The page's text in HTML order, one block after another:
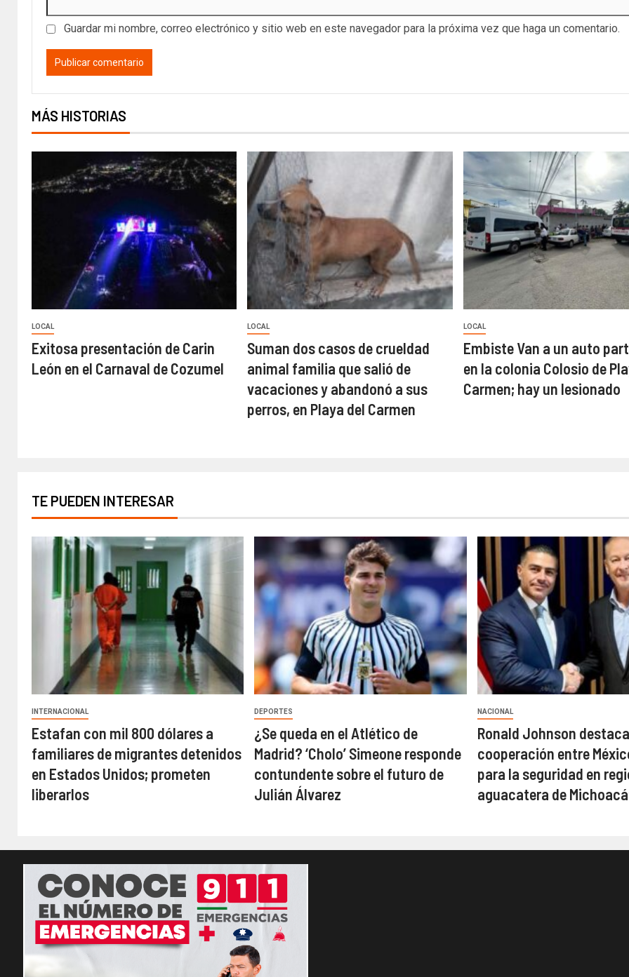
Guardar mi nombre, correo electrónico y sitio web en este navegador para la próxima vez que haga un comentario.
MÁS HISTORIAS
LOCAL
Exitosa presentación de Carin
León en el Carnaval de Cozumel
LOCAL
Suman dos casos de crueldad
animal familia que salió de
vacaciones y abandonó a sus
perros, en Playa del Carmen
LOCAL
Embiste Van a un auto
en la colonia Colosio de
Carmen; hay un lesionado
TE PUEDEN INTERESAR
INTERNACIONAL
Estafan con mil 800 dólares a
familiares de migrantes detenidos
en Estados Unidos; prometen
liberarlos
DEPORTES
¿Se queda en el Atlético de
Madrid? ‘Cholo’ Simeone responde
contundente sobre el futuro de
Julián Álvarez
NACIONAL
Ronald Johnson destaca
cooperación entre
para la seguridad en
aguacatera de